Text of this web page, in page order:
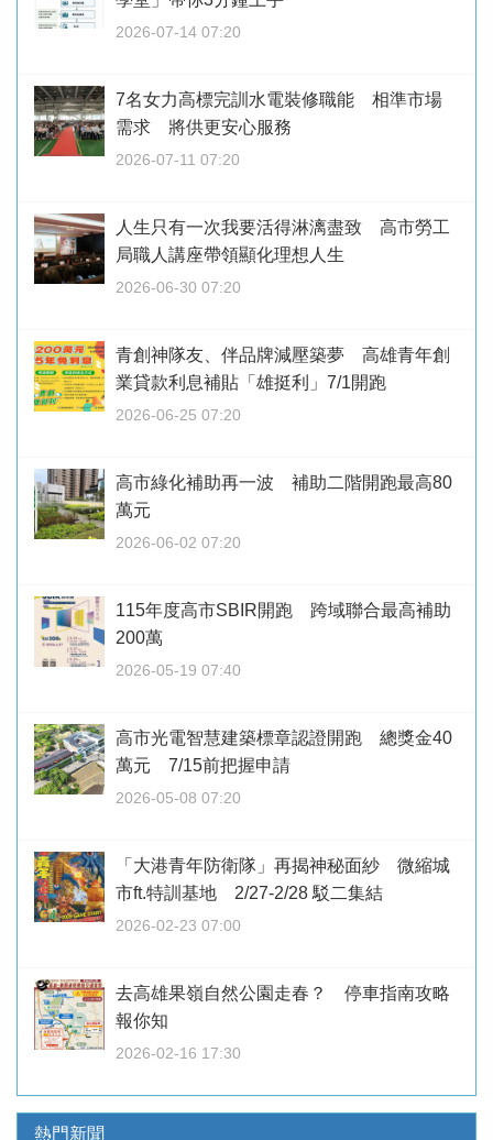
2026-07-14 07:20
7名女力高標完訓水電裝修職能 相準市場
需求 將供更安心服務
2026-07-11 07:20
人生只有一次我要活得淋漓盡致 高市勞工
局職人講座帶領顯化理想人生
2026-06-30 07:20
青創神隊友、伴品牌減壓築夢 高雄青年創
業貸款利息補貼「雄挺利」7/1開跑
2026-06-25 07:20
高市綠化補助再一波 補助二階開跑最高80
萬元
2026-06-02 07:20
115年度高市SBIR開跑 跨域聯合最高補助
200萬
2026-05-19 07:40
高市光電智慧建築標章認證開跑 總獎金40
萬元 7/15前把握申請
2026-05-08 07:20
「大港青年防衛隊」再揭神秘面紗 微縮城
市ft.特訓基地 2/27-2/28 駁二集結
2026-02-23 07:00
去高雄果嶺自然公園走春？ 停車指南攻略
報你知
2026-02-16 17:30
熱門新聞